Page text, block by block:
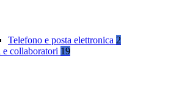
Telefono e posta elettronica 2
e collaboratori 19